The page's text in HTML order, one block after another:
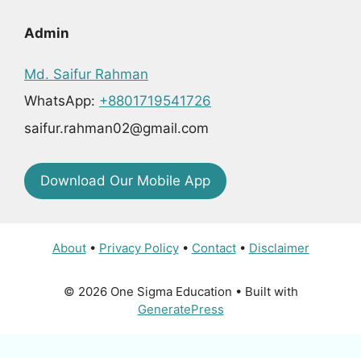
Admin
Md. Saifur Rahman
WhatsApp: +8801719541726
saifur.rahman02@gmail.com
Download Our Mobile App
About• Privacy Policy• Contact• Disclaimer
© 2026 One Sigma Education • Built with
GeneratePress